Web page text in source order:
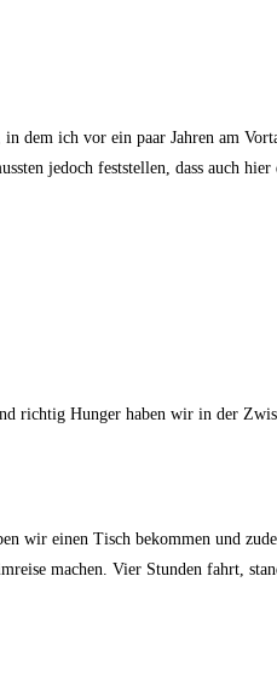
ich vor ein paar Jahren am
jedoch feststellen, dass auch
richtig Hunger haben wir in der
wir einen Tisch bekommen und
machen. Vier Stunden fahrt,